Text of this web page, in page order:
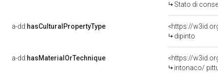
Stato di
a-dd:hasCulturalPropertyType
<https://
dipinto
a-dd:hasMaterialOrTechnique
<https://
intonaco/